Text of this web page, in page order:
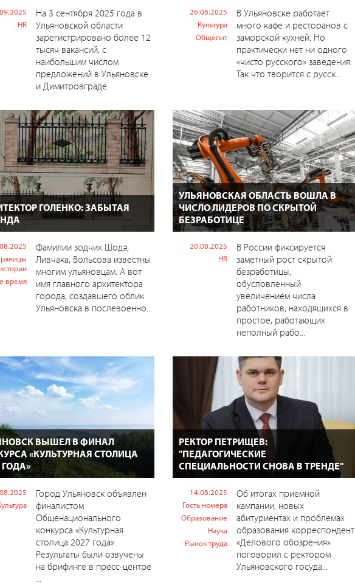
HR
На 3 сентября 2025 года в
Ульяновской области
зарегистрировано более 12
тысяч вакансий, с
наибольшим числом
предложений в Ульяновске
и Димитровграде.
26.08.2025
Культура
Общепит
В Ульяновске работает
много кафе и ресторанов с
заморской кухней. Но
практически нет ни одного
«чисто русского» заведения.
Так что творится с русск...
ГОЛЕНКО: ЗАБЫТАЯ
истории
время
Фамилии зодчих Шодэ,
Ливчака, Вольсова известны
многим ульяновцам. А вот
имя главного архитектора
города, создавшего облик
Ульяновска в послевоенно...
УЛЬЯНОВСКАЯ ОБЛАСТЬ ВОШЛА В
ЧИСЛО ЛИДЕРОВ ПО СКРЫТОЙ
БЕЗРАБОТИЦЕ
20.08.2025
HR
В России фиксируется
заметный рост скрытой
безработицы,
обусловленный
увеличением числа
работников, находящихся в
простое, работающих
неполный рабо...
ВЫШЕЛ В ФИНАЛ
«КУЛЬТУРНАЯ СТОЛИЦА
ГОДА»
Город Ульяновск объявлен
финалистом
Общенационального
конкурса «Культурная
столица 2027 года».
Результаты были озвучены
на брифинге в пресс-центре
РЕКТОР ПЕТРИЩЕВ:
"ПЕДАГОГИЧЕСКИЕ
СПЕЦИАЛЬНОСТИ СНОВА В ТРЕНДЕ"
14.08.2025
Гость номера
Образование
Наука
Рынок труда
Об итогах приемной
кампании, новых
абитуриентах и проблемах
образования корреспондент
«Делового обозрения»
поговорил с ректором
Ульяновского госуда...